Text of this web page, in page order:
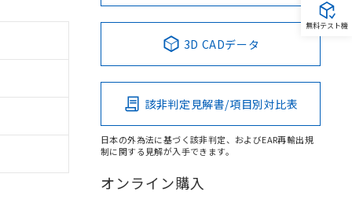
3D CADデータ
該非判定見解書/項目別対比表
日本の外為法に基づく該非判定、およびEAR再輸出規
制に関する見解が入手できます。
オンライン購入
無料テスト機